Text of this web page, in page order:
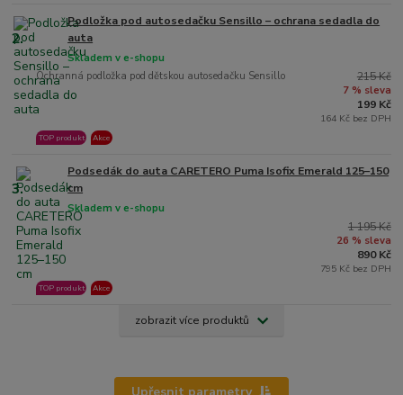
2.
Podložka pod autosedačku Sensillo – ochrana sedadla do
auta
Ochranná podložka pod dětskou autosedačku Sensillo
Skladem v e-shopu
TOP produkt Akce
215 Kč
7 % sleva
199 Kč
164 Kč bez DPH
3.
Podsedák do auta CARETERO Puma Isofix Emerald 125–150
cm
Skladem v e-shopu
TOP produkt Akce
1 195 Kč
26 % sleva
890 Kč
795 Kč bez DPH
zobrazit více produktů